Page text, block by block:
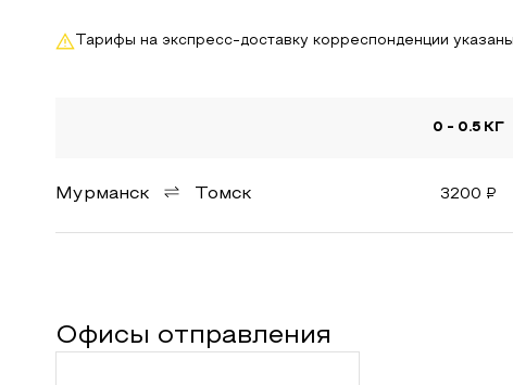
Тарифы на экспресс-доставку корреспонденции
0 - 0.5 КГ
Мурманск Томск 3200 ₽
Офисы отправления